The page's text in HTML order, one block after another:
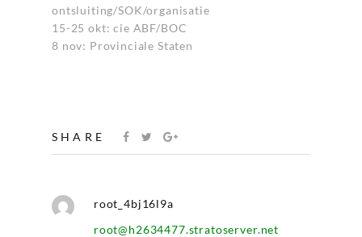
ontsluiting/SOK/organisatie
15-25 okt: cie ABF/BOC
8 nov: Provinciale Staten
SHARE
root_4bj16l9a
root@h2634477.stratoserver.net